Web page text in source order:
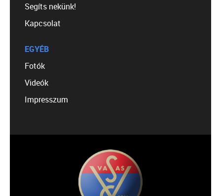
Segíts nekünk!
Kapcsolat
EGYÉB
Fotók
Videók
Impresszum